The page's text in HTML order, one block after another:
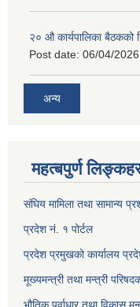
२० औ कार्यपालिका बैठकको
Post date: 06/04/
अन्य
महत्बपुर्ण
संघिय मामिला तथा सामान्य
प्रदेश नं. १ पोर्टल
प्रदेश प्रमुखको कार्यालय
मूख्यमन्त्री तथा मन्त्री